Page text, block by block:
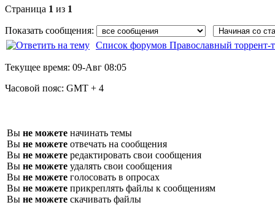
Страница 1 из 1
Показать сообщения:
Список форумов Православный торрент-
Текущее время: 09-Авг 08:05
Часовой пояс: GMT + 4
Вы не можете начинать темы
Вы не можете отвечать на сообщения
Вы не можете редактировать свои сообщения
Вы не можете удалять свои сообщения
Вы не можете голосовать в опросах
Вы не можете прикреплять файлы к сообщениям
Вы не можете скачивать файлы